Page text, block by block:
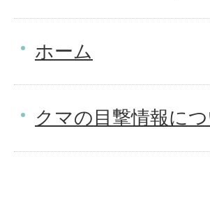
ホーム
クマの目撃情報に